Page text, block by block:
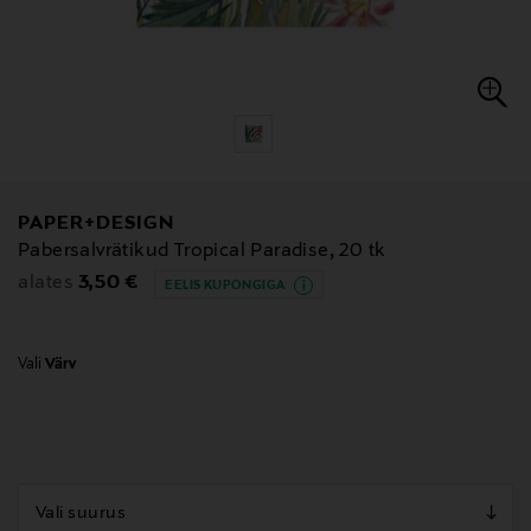
PAPER+DESIGN
Pabersalvrätikud Tropical Paradise, 20 tk
alates Original Price
3,50 € EELIS KUPONGIGA
Vali Värv